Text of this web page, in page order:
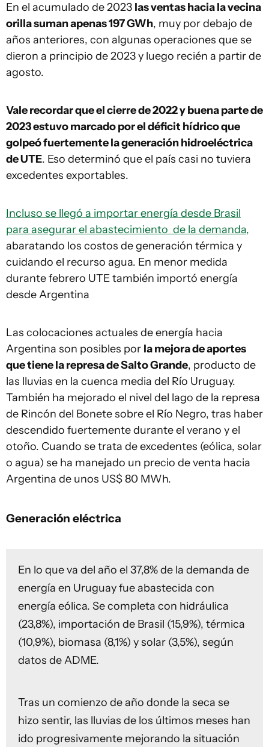
En el acumulado de 2023 las ventas hacia la vecina
orilla suman apenas 197 GWh, muy por debajo de
años anteriores, con algunas operaciones que se
dieron a principio de 2023 y luego recién a partir de
agosto.
Vale recordar que el cierre de 2022 y buena parte de
2023 estuvo marcado por el déficit hídrico que
golpeó fuertemente la generación hidroeléctrica
de UTE. Eso determinó que el país casi no tuviera
excedentes exportables.
Incluso se llegó a importar energía desde Brasil
para asegurar el abastecimiento de la demanda,
abaratando los costos de generación térmica y
cuidando el recurso agua. En menor medida
durante febrero UTE también importó energía
desde Argentina
Las colocaciones actuales de energía hacia
Argentina son posibles por la mejora de aportes
que tiene la represa de Salto Grande, producto de
las lluvias en la cuenca media del Río Uruguay.
También ha mejorado el nivel del lago de la represa
de Rincón del Bonete sobre el Río Negro, tras haber
descendido fuertemente durante el verano y el
otoño. Cuando se trata de excedentes (eólica, solar
o agua) se ha manejado un precio de venta hacia
Argentina de unos US$ 80 MWh.
Generación eléctrica
En lo que va del año el 37,8% de la demanda de
energía en Uruguay fue abastecida con
energía eólica. Se completa con hidráulica
(23,8%), importación de Brasil (15,9%), térmica
(10,9%), biomasa (8,1%) y solar (3,5%), según
datos de ADME.
Tras un comienzo de año donde la seca se
hizo sentir, las lluvias de los últimos meses han
ido progresivamente mejorando la situación